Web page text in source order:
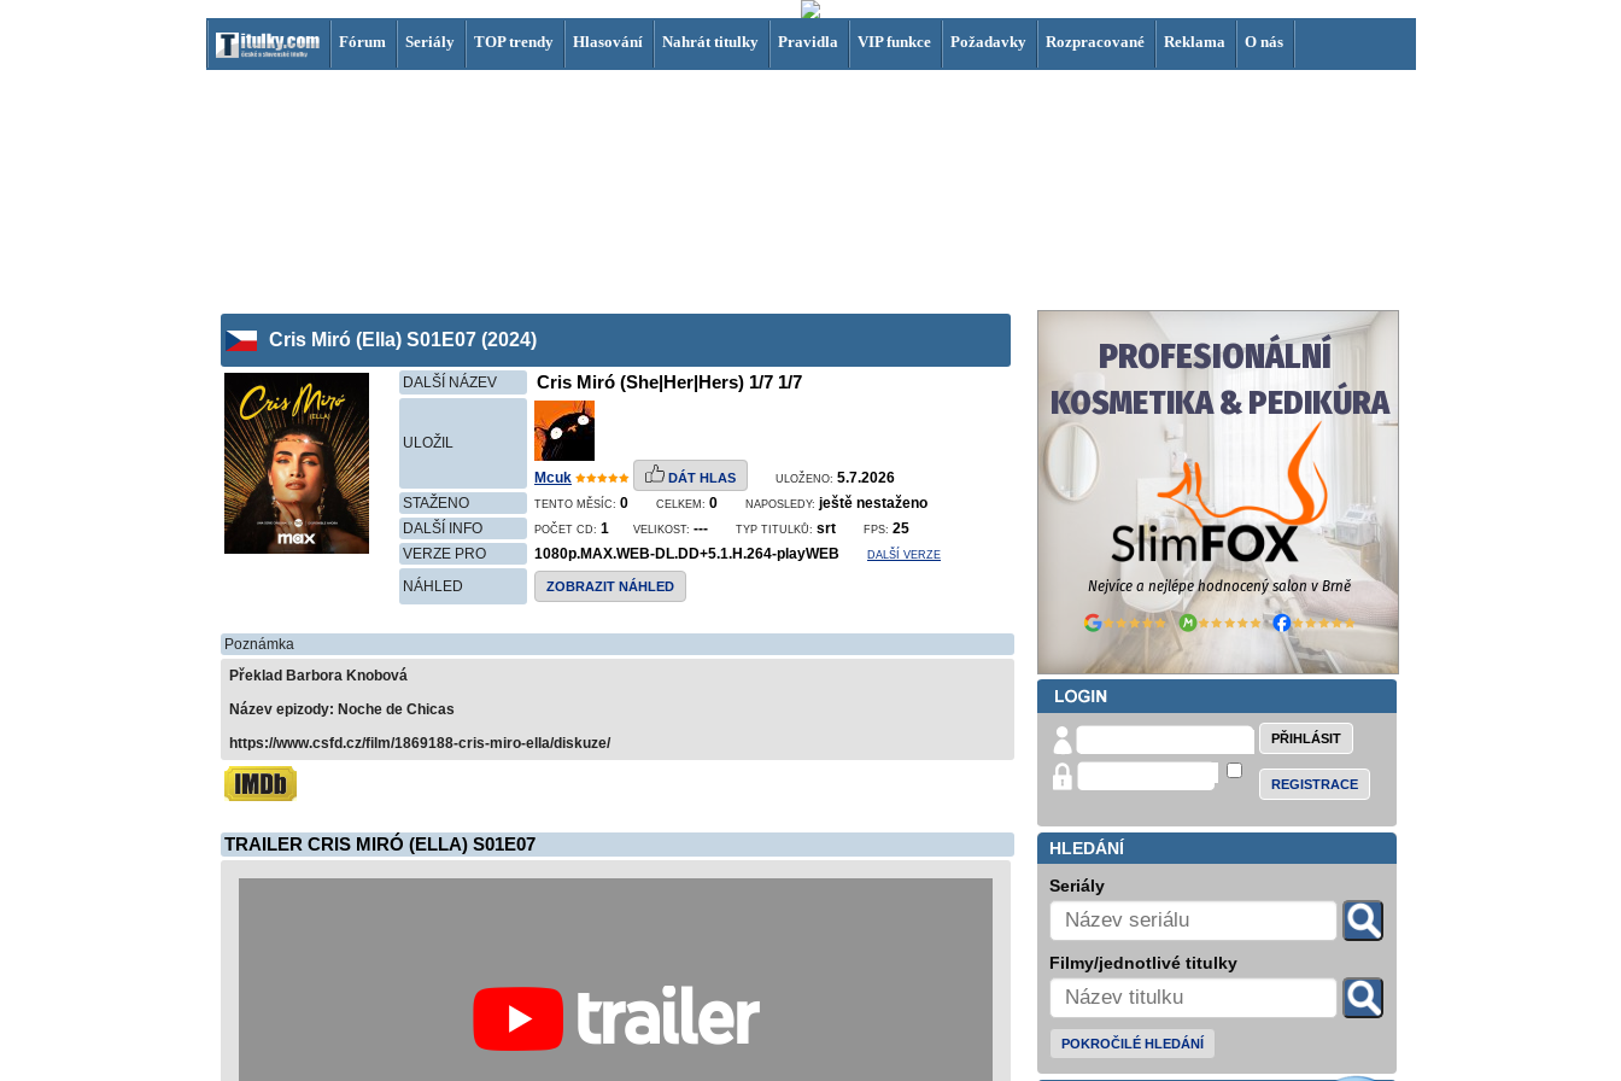
Fórum Seriály TOP trendy Hlasování Nahrát titulky Pravidla VIP funkce Požadavky Rozpracované Reklama O nás
Cris Miró (Ella) S01E07 (2024)
DALŠÍ NÁZEV Cris Miró (She|Her|Hers) 1/7 1/7
ULOŽIL
Mcuk DÁT HLAS ULOŽENO: 5.7.2026
STAŽENO
TENTO MĚSÍC: 0 CELKEM: 0 NAPOSLEDY: ještě nestaženo
DALŠÍ INFO
POČET CD: 1 VELIKOST: --- TYP TITULKŮ: srt FPS: 25
VERZE PRO
1080p.MAX.WEB-DL.DD+5.1.H.264-playWEB DALŠÍ VERZE
NÁHLED ZOBRAZIT NÁHLED
Poznámka
Překlad Barbora Knobová
Název epizody: Noche de Chicas
https://www.csfd.cz/film/1869188-cris-miro-ella/diskuze/
TRAILER CRIS MIRÓ (ELLA) S01E07
REGISTRACE
HLEDÁNÍ
Seriály
Filmy/jednotlivé titulky
POKROČILÉ HLEDÁNÍ